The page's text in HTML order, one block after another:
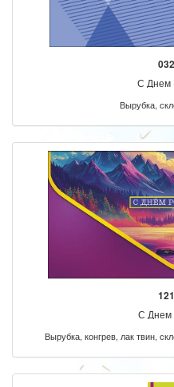
С Днем
Вырубка,
С Днем
Вырубка, конгрев, лак твин,